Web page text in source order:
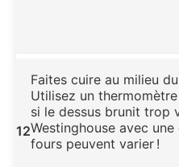
12
Faites cuire au milieu
Utilisez un
si le dessus brunit trop
Westinghouse avec
fours peuvent varier !